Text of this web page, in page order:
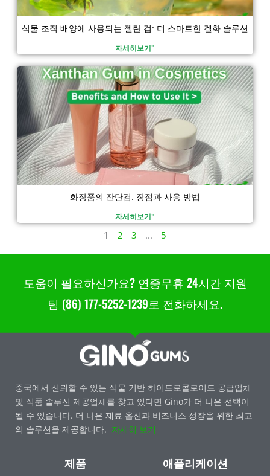
식물 조직 배양에 사용되는 젤란 검: 더 스마트한 겔화 솔루션
자세히보기"
화장품의 잔탄검: 장점과 사용 방법
자세히보기"
1 2 3 ... 5
도움이 필요하신가요? 연중무휴 24시간 지원
팀 (86) 177-5252-1239로 전화하세요.
중국에서 신뢰할 수 있는 식물 기반 하이드로콜로이드 공급업체
및 식품 솔루션 제공업체를 찾고 있다면 Gino가 더 나은 선택이
될 수 있습니다. 더 나은 재료 옵션과 비즈니스 성장을 위한 최고
의 솔루션을 제공합니다. 자세히 보기
제품 애플리케이션